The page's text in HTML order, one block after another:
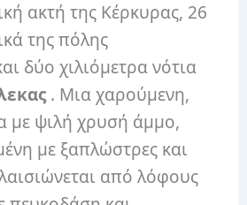
ακτή της Κέρκυρας, 26
της πόλης
δύο χιλιόμετρα νότια
. Μια χαρούμενη,
με ψιλή χρυσή άμμο,
με ξαπλώστρες και
από λόφους